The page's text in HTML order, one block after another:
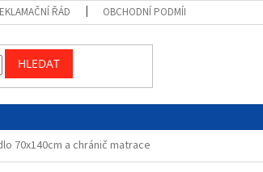
ŘÁD OBCHODNÍ PODMÍNKY
HLEDAT
70x140cm a chránič matrace